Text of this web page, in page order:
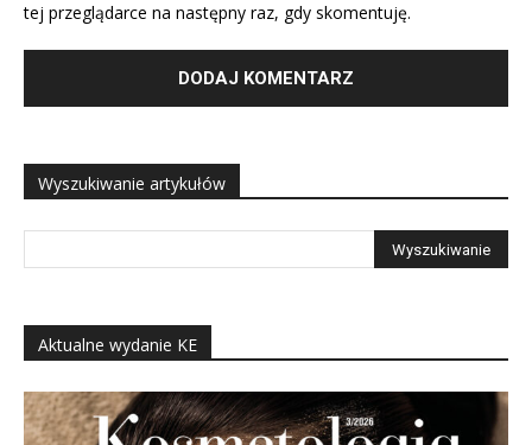
tej przeglądarce na następny raz, gdy skomentuję.
Wyszukiwanie artykułów
Aktualne wydanie KE